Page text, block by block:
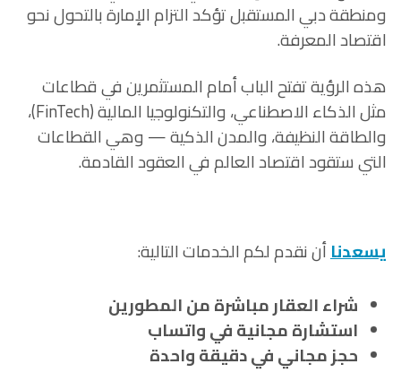
ومنطقة دبي المستقبل تؤكد التزام الإمارة بالتحول نحو
اقتصاد المعرفة.
هذه الرؤية تفتح الباب أمام المستثمرين في قطاعات
مثل الذكاء الاصطناعي، والتكنولوجيا المالية (FinTech)،
والطاقة النظيفة، والمدن الذكية — وهي القطاعات
التي ستقود اقتصاد العالم في العقود القادمة.
يسعدناأن نقدم لكم الخدمات التالية:
شراء العقار مباشرة من المطورين
استشارة مجانية في واتساب
حجز مجاني في دقيقة واحدة